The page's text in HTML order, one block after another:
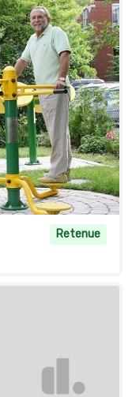
Retenue